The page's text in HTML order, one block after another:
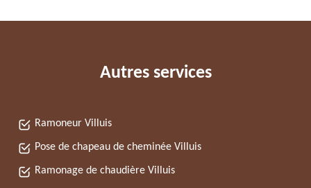
Autres services
Ramoneur Villuis
Pose de chapeau de cheminée Villuis
Ramonage de chaudière Villuis